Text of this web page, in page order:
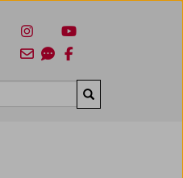
Suchen